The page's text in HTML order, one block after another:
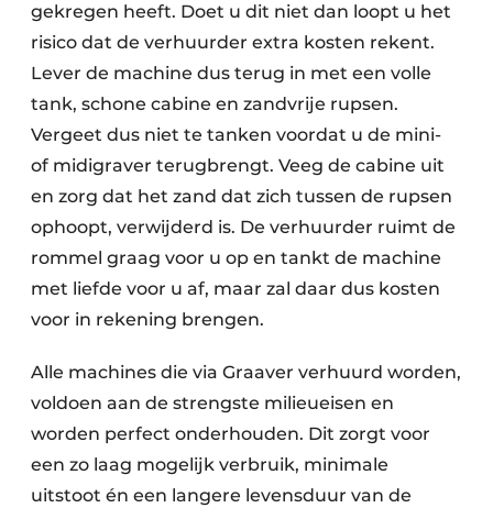
gekregen heeft. Doet u dit niet dan loopt u het
risico dat de verhuurder extra kosten rekent.
Lever de machine dus terug in met een volle
tank, schone cabine en zandvrije rupsen.
Vergeet dus niet te tanken voordat u de mini-
of midigraver terugbrengt. Veeg de cabine uit
en zorg dat het zand dat zich tussen de rupsen
ophoopt, verwijderd is. De verhuurder ruimt de
rommel graag voor u op en tankt de machine
met liefde voor u af, maar zal daar dus kosten
voor in rekening brengen.
Alle machines die via Graaver verhuurd worden,
voldoen aan de strengste milieueisen en
worden perfect onderhouden. Dit zorgt voor
een zo laag mogelijk verbruik, minimale
uitstoot én een langere levensduur van de